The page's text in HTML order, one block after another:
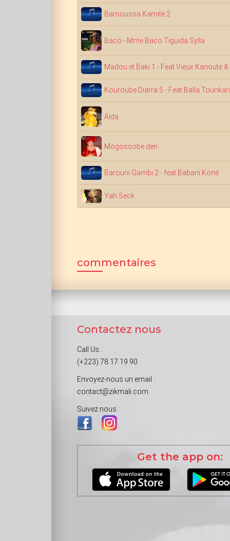
Bamoussa Kamite 2
Baco - Mme Baco Tiguida Sylla
Madou et Baki 1 - Feat Vieux Kanoute
Kouroube Diarra 5 - Feat Balla
Aida
Mogossobe den
Barouni Gambi 2 - feat Babani Koné
Yah Seck
commentaires
Contactez nous
Call Us :
(+223) 78 17 19 90
Envoyez-nous un email :
contact@zikmali.com
Suivez nous :
Get the app on: